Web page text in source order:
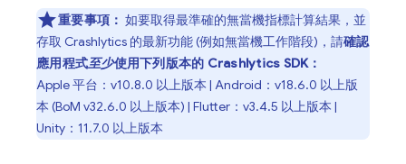
重要事項： 如要取得最準確的無當機指標計算結果，並
存取 Crashlytics 的最新功能 (例如無當機工作階段)，請確認
應用程式至少使用下列版本的 Crashlytics SDK：
Apple 平台：v10.8.0 以上版本 | Android：v18.6.0 以上版
本 (BoM v32.6.0 以上版本) | Flutter：v3.4.5 以上版本 |
Unity：11.7.0 以上版本